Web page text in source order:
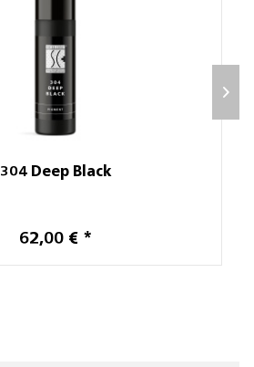
304 Deep Black
62,00 € *